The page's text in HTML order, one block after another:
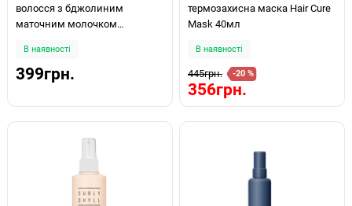
волосся з бджолиним
маточним молочком
Mist 250мл
В наявності
399грн.
термозахисна маска Hair Cure
Mask 40мл
В наявності
445грн. -20 %
356грн.